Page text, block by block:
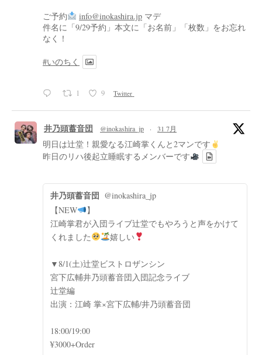
ご予約
info@inokashira.jp マデ
件名に「9/29予約」本文に「お名前」「枚数」をお忘れ
なく！
#いのちく
1 9 Twitter
井乃頭蓄音団 @inokashira_jp · 31 7月
明日は辻堂！親愛なる江崎掌くんと2マンです
昨日のリハ後起立睡眠するメンバーです
井乃頭蓄音団 @inokashira_jp
【NEW
】
江崎掌君が入団ライブ辻堂でもやろうと声をかけて
くれました
嬉しい
▼8/1(土)辻堂ビストロザンシン
宮下広輔井乃頭蓄音団入団記念ライブ
辻堂編
出演：江崎 掌×宮下広輔/井乃頭蓄音団
18:00/19:00
¥3000+Order